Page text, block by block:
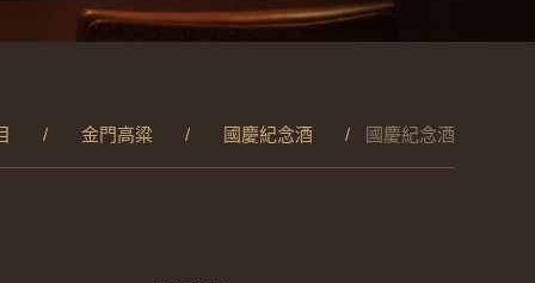
金門高粱 國慶紀念酒 國慶紀念酒